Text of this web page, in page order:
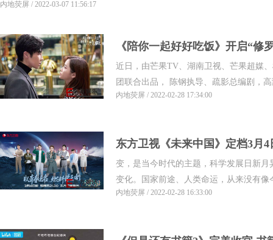
内地荧屏 / 2022-03-07 11:56:17
《陪你一起好好吃饭》开启“修
女友回国
近日，由芒果TV、湖南卫视、芒果超媒
团联合出品， 陈钢执导、疏影总编剧，
内地荧屏 / 2022-02-28 17:34:00
东方卫视《未来中国》定档3月
国未来
变，是当今时代的主题，科学发展日新
变化。国家前途、人类命运，从来没有像
内地荧屏 / 2022-02-28 16:33:00